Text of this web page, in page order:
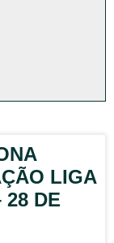
LIGA
28 DE